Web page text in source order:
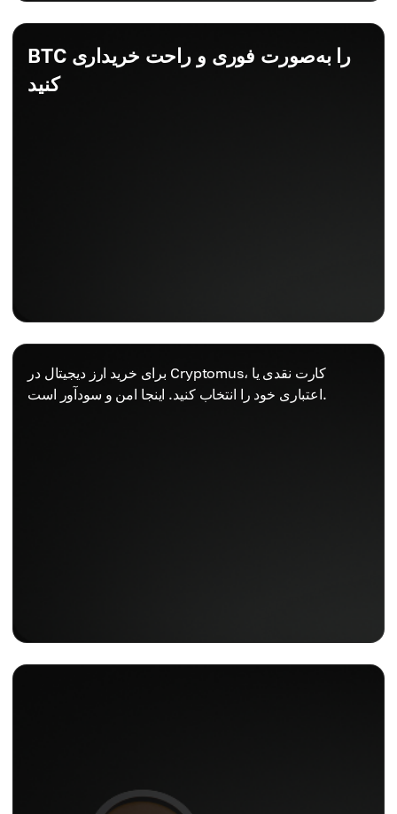
BTC را به‌صورت فوری و راحت خریداری
کنید
برای خرید ارز دیجیتال در Cryptomus، کارت نقدی یا
اعتباری خود را انتخاب کنید. اینجا امن و سودآور است.